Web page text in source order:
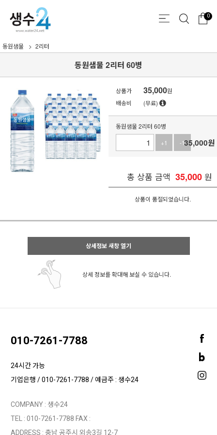
0
동원샘물 2리터
동원샘물 2리터 60병
상품가 35,000원
배송비
(무료)
동원샘물 2리터 60병
+1
-135,000원
총 상품 금액 35,000 원
상품이 품절되었습니다.
상세정보 새창 열기
상세 정보를 확대해 보실 수 있습니다.
010-7261-7788
24시간 가능
기업은행 / 010-7261-7788 / 예금주 : 생수24
COMPANY : 생수24
TEL :010-7261-7788FAX :
ADDRESS : 충남 공주시 외송3길 12-7